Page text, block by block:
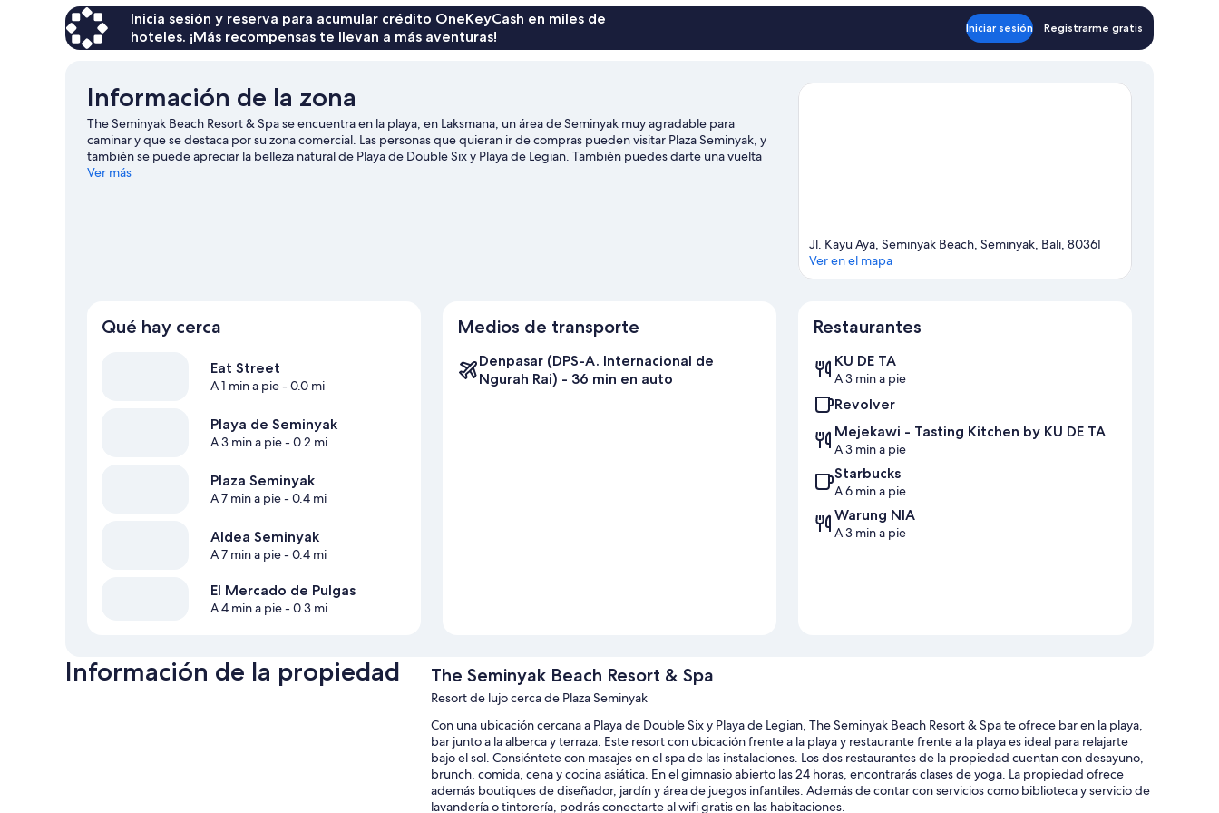
Inicia sesión y reserva para acumular crédito OneKeyCash en miles de
hoteles. ¡Más recompensas te llevan a más aventuras!
Iniciar sesión Registrarme gratis
Información de la zona
The Seminyak Beach Resort & Spa se encuentra en la playa, en Laksmana, un área de Seminyak muy agradable para
caminar y que se destaca por su zona comercial. Las personas que quieran ir de compras pueden visitar Plaza Seminyak, y
también se puede apreciar la belleza natural de Playa de Double Six y Playa de Legian. También puedes darte una vuelta
por Playa Berawa y Playa de Kuta. Lleva tu equipo de golf para practicar en alguno de los campos de la zona o, si prefieres
Ver más
Jl. Kayu Aya, Seminyak Beach, Seminyak, Bali, 80361
Ver en el mapa
Qué hay cerca
Eat Street
A 1 min a pie- 0.0 mi
Playa de Seminyak
A 3 min a pie- 0.2 mi
Plaza Seminyak
A 7 min a pie- 0.4 mi
Aldea Seminyak
A 7 min a pie- 0.4 mi
El Mercado de Pulgas
A 4 min a pie- 0.3 mi
Medios de transporte
Denpasar (DPS-A. Internacional de
Ngurah Rai) - 36 min en auto
Restaurantes
KU DE TA
A 3 min a pie
Revolver
Mejekawi - Tasting Kitchen by KU DE TA
A 3 min a pie
Starbucks
A 6 min a pie
Warung NIA
A 3 min a pie
Información de la propiedad The Seminyak Beach Resort & Spa
Resort de lujo cerca de Plaza Seminyak
Con una ubicación cercana a Playa de Double Six y Playa de Legian, The Seminyak Beach Resort & Spa te ofrece bar en la playa,
bar junto a la alberca y terraza. Este resort con ubicación frente a la playa y restaurante frente a la playa es ideal para relajarte
bajo el sol. Consiéntete con masajes en el spa de las instalaciones. Los dos restaurantes de la propiedad cuentan con desayuno,
brunch, comida, cena y cocina asiática. En el gimnasio abierto las 24 horas, encontrarás clases de yoga. La propiedad ofrece
además boutiques de diseñador, jardín y área de juegos infantiles. Además de contar con servicios como biblioteca y servicio de
lavandería o tintorería, podrás conectarte al wifi gratis en las habitaciones.